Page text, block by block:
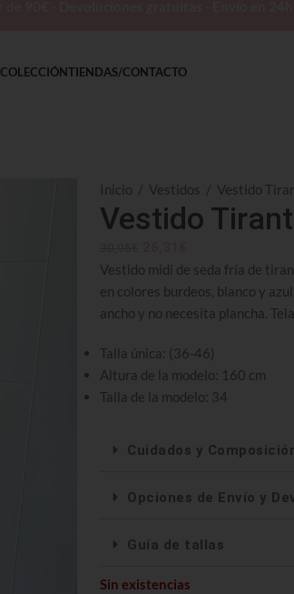
COLECCIÓNTIENDAS/CONTACTO
Inicio / Vestidos / Vestido
Vestido
Vestido midi de seda fría de
en colores burdeos, blanco y
ancho y no necesita plancha.
Talla única: (36-46)
Altura de la modelo: 160 cm
Talla de la modelo: 34
Cuidados y
Opciones de Envío y
Guía de tallas
Sin existencias